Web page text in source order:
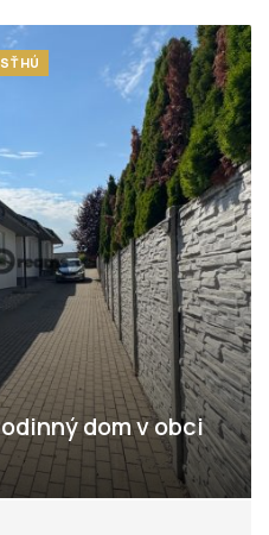
HÚ
dom v obci